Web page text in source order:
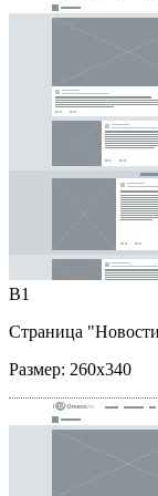
B1
Страница
Размер: 260x340